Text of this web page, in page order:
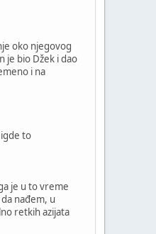
oko njegovog
je bio Džek i dao
i na
to
je u to vreme
nađem, u
retkih azijata